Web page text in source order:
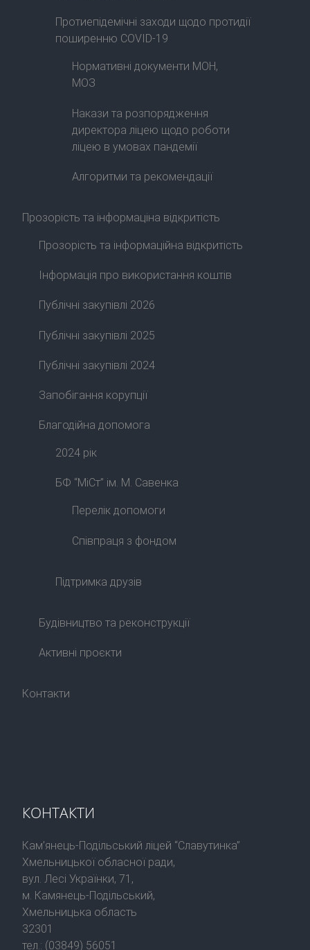
Протиепідемічні заходи щодо протидії
поширенню COVID-19
Нормативні документи МОН,
МОЗ
Накази та розпорядження
директора ліцею щодо роботи
ліцею в умовах пандемії
Алгоритми та рекомендації
Прозорість та інформаціна відкритість
Прозорість та інформаційна відкритість
Інформація про використання коштів
Публічні закупівлі 2026
Публічні закупівлі 2025
Публічні закупівлі 2024
Запобігання корупції
Благодійна допомога
2024 рік
БФ “МіСт” ім. М. Савенка
Перелік допомоги
Співпраця з фондом
Підтримка друзів
Будівництво та реконструкції
Активні проєкти
Контакти
КОНТАКТИ
Кам’янець-Подільський ліцей “Славутинка”
Хмельницької обласної ради,
вул. Лесі Українки, 71,
м. Камянець-Подільський,
Хмельницька область
32301
тел.: (03849) 56051